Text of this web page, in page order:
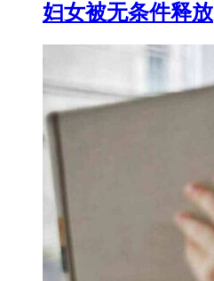
妇女被无条件释放